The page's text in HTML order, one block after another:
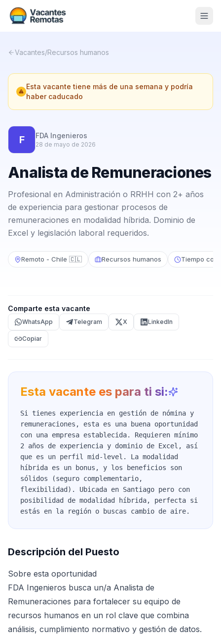
Nosotros
Contacto
Calculadora Freelance
Vacantes/Recursos humanos
Esta vacante tiene más de una semana y podría
haber caducado
F FDA Ingenieros
28 de mayo de 2026
Analista de Remuneraciones
Profesional en Administración o RRHH con 2+ años
de experiencia para gestionar procesos de
remuneraciones en modalidad híbrida. Dominio de
Excel y legislación laboral requeridos.
Remoto - Chile 🇨🇱 Recursos humanos Tiempo
Comparte esta vacante
WhatsApp Telegram X LinkedIn
Copiar
Esta vacante es para ti si:
Si tienes experiencia en gestión de nómina y
remuneraciones, esta es una buena oportunidad
con una empresa establecida. Requieren mínimo
2 años de experiencia y dominio de Excel, así
que es un perfil mid-level. La modalidad
híbrida es un bonus, y los beneficios son
sólidos (seguro complementario,
flexibilidad). Ubicada en Santiago pero con
posibilidad de modalidad híbrida, perfecta si
estás en la región o buscas cambio de aire.
Descripción del Puesto
Sobre esta oportunidad
FDA Ingenieros busca un/a Analista de
Remuneraciones para fortalecer su equipo de
recursos humanos en un rol clave que combina
análisis, cumplimiento normativo y gestión de datos.